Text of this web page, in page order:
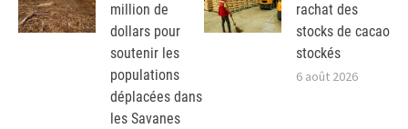
million de
dollars pour
soutenir les
populations
déplacées dans
les Savanes
rachat des
stocks de cacao
stockés
6 août 2026